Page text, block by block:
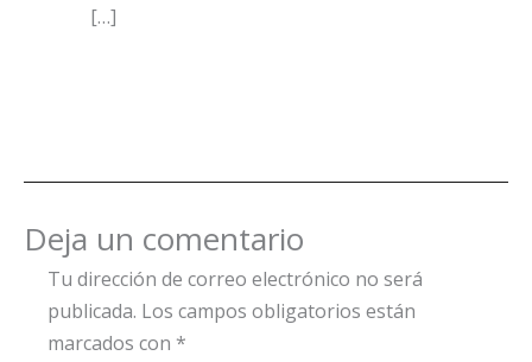
[…]
Deja un comentario
Tu dirección de correo electrónico no será
publicada. Los campos obligatorios están
marcados con *